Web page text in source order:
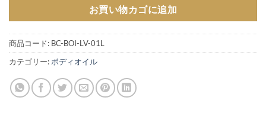
お買い物カゴに追加
商品コード: BC-BOI-LV-01L
カテゴリー: ボディオイル